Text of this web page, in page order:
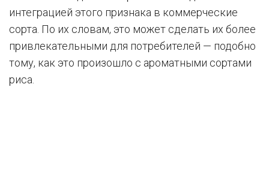
интеграцией этого признака в коммерческие
сорта. По их словам, это может сделать их более
привлекательными для потребителей — подобно
тому, как это произошло с ароматными сортами
риса.